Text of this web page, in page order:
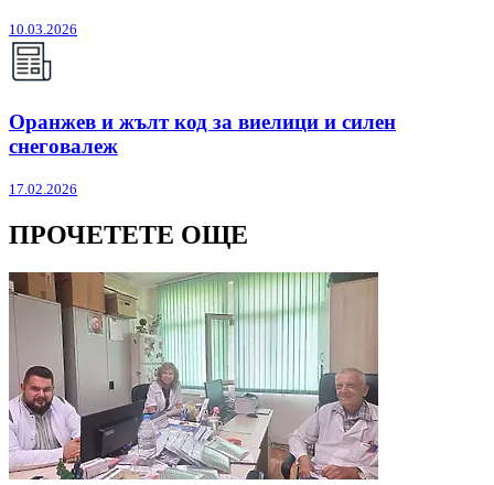
10.03.2026
Оранжев и жълт код за виелици и силен
снеговалеж
17.02.2026
ПРОЧЕТЕТЕ ОЩЕ